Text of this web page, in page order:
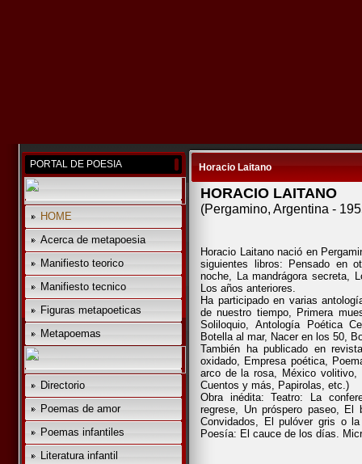
PORTAL DE POESIA
HOME
Acerca de metapoesia
Manifiesto teorico
Manifiesto tecnico
Figuras metapoeticas
Metapoemas
Directorio
Poemas de amor
Poemas infantiles
Literatura infantil
Horacio Laitano
HORACIO LAITANO
(Pergamino, Argentina -
Horacio Laitano nació en
siguientes libros: Pensado en
noche, La mandrágora secreta,
Los años anteriores.
Ha participado en varias
de nuestro tiempo, Primera
Soliloquio, Antología Poética
Botella al mar, Nacer en los 50,
También ha publicado en
oxidado, Empresa poética,
arco de la rosa, México volitivo,
Cuentos y más, Papirolas, etc.)
Obra inédita: Teatro: La
regrese, Un próspero paseo,
Convidados, El pulóver gris o
Poesía: El cauce de los días.